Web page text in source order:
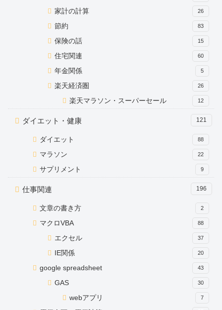
家計の計算 26
節約 83
保険の話 15
住宅関連 60
年金関係 5
楽天経済圏 26
楽天マラソン・スーパーセール 12
ダイエット・健康 121
ダイエット 88
マラソン 22
サプリメント 9
仕事関連 196
文章の書き方 2
マクロVBA 88
エクセル 37
IE関係 20
google spreadsheet 43
GAS 30
webアプリ 7